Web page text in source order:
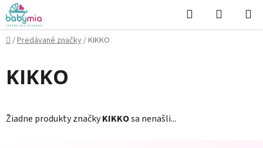
Prejsť
na
obsah
Hľadať
KOŠÍK
Domov
/Predávané značky/KIKKO
KIKKO
Žiadne produkty značkyKIKKOsa nenašli...